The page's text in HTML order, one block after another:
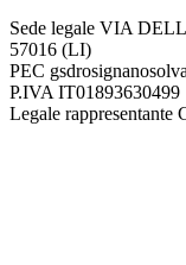
Sede legale VIA
57016 (LI)
PEC
P.IVA IT01893630499
Legale rappresentante